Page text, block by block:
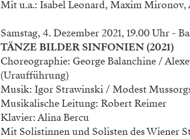
Mit u.a.: Isabel Leonard, Maxim Mironov,
Samstag, 4. Dezember 2021, 19.00 Uhr -
TÄNZE BILDER SINFONIEN (2021)
Choreographie: George Balanchine /
(Uraufführung)
Musik: Igor Strawinski / Modest
Musikalische Leitung: Robert Reimer
Klavier: Alina Bercu
Mit Solistinnen und Solisten des Wiener